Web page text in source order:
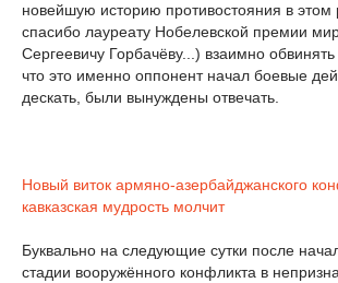
новейшую историю противостояния в этом
спасибо лауреату Нобелевской премии
Сергеевичу Горбачёву...) взаимно обвинять
что это именно оппонент начал боевые
дескать, были вынуждены отвечать.
Новый виток армяно-азербайджанского
кавказская мудрость молчит
Буквально на следующие сутки после
стадии вооружённого конфликта в